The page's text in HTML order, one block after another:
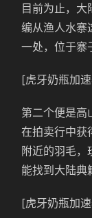
目前为止，
编从渔人水寨
一处，位于寨
[虎牙奶瓶加
第二个便是高
在拍卖行中获
附近的羽毛
能找到大陆典
[虎牙奶瓶加